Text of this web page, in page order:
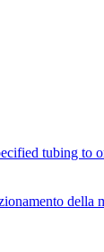
tubing to
della